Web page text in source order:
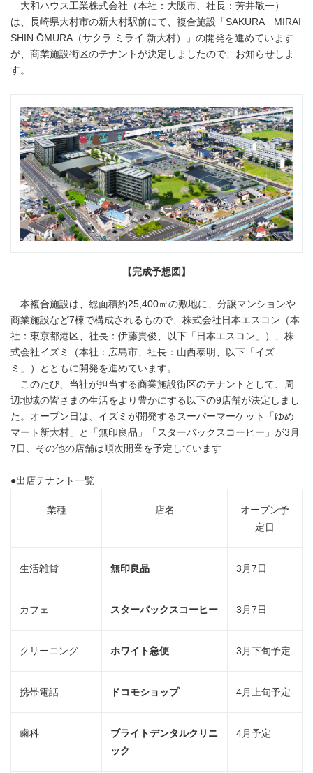
大和ハウス工業株式会社（本社：大阪市、社長：芳井敬一）
は、長崎県大村市の新大村駅前にて、複合施設「SAKURA MIRAI
SHIN ŌMURA（サクラ ミライ 新大村）」の開発を進めています
が、商業施設街区のテナントが決定しましたので、お知らせしま
す。
【完成予想図】
本複合施設は、総面積約25,400㎡の敷地に、分譲マンションや
商業施設など7棟で構成されるもので、株式会社日本エスコン（本
社：東京都港区、社長：伊藤貴俊、以下「日本エスコン」）、株
式会社イズミ（本社：広島市、社長：山西泰明、以下「イズ
ミ」）とともに開発を進めています。
このたび、当社が担当する商業施設街区のテナントとして、周
辺地域の皆さまの生活をより豊かにする以下の9店舗が決定しまし
た。オープン日は、イズミが開発するスーパーマーケット「ゆめ
マート新大村」と「無印良品」「スターバックスコーヒー」が3月
7日、その他の店舗は順次開業を予定しています
●出店テナント一覧
業種 店名
オープン予
定日
生活雑貨 無印良品 3月7日
カフェ スターバックスコーヒー 3月7日
クリーニング ホワイト急便 3月下旬予定
携帯電話 ドコモショップ 4月上旬予定
歯科
ブライトデンタルクリニ
ック
4月予定